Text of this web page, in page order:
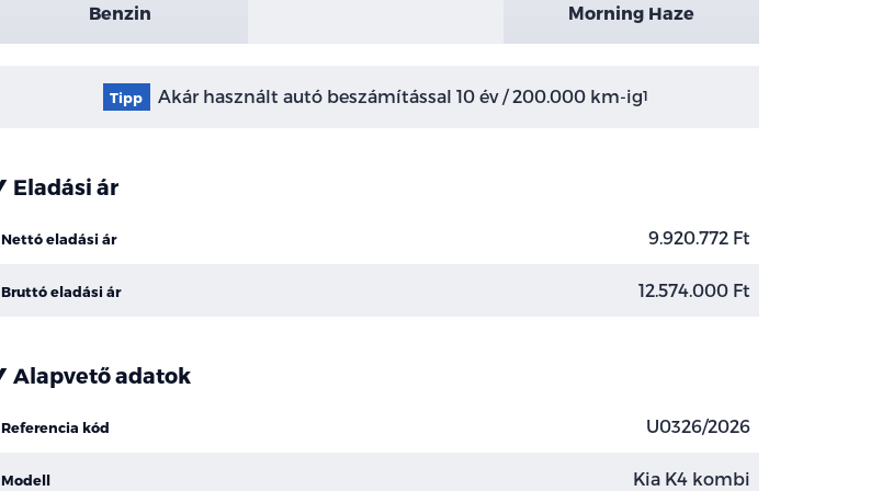
Benzin Morning Haze
Tipp Akár használt autó beszámítással 10 év / 200.000 km-ig1
Eladási ár
Nettó eladási ár 9.920.772 Ft
Bruttó eladási ár 12.574.000 Ft
Alapvető adatok
Referencia kód U0326/2026
Modell Kia K4 kombi